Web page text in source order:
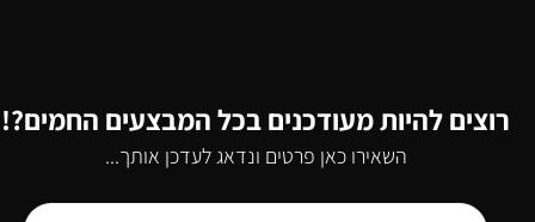
רוצים להיות מעודכנים בכל המבצעים החמים?!
השאירו כאן פרטים ונדאג לעדכן אותך...